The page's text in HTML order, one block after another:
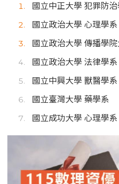
國立中正大學 犯罪防
國立政治大學 心理學系
國立政治大學 傳播學
國立政治大學 法律學系
國立中興大學 獸醫學系
國立臺灣大學 藥學系
國立成功大學 心理學系